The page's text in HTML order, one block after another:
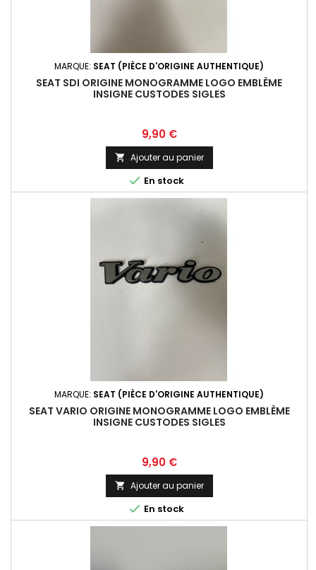
MARQUE: SEAT (PIÈCE D'ORIGINE AUTHENTIQUE)
SEAT SDI ORIGINE MONOGRAMME LOGO EMBLÈME
INSIGNE CUSTODES SIGLES
Prix
9,90 €
 Ajouter au panier
 En stock
MARQUE: SEAT (PIÈCE D'ORIGINE AUTHENTIQUE)
SEAT VARIO ORIGINE MONOGRAMME LOGO EMBLÈME
INSIGNE CUSTODES SIGLES
Prix
9,90 €
 Ajouter au panier
 En stock